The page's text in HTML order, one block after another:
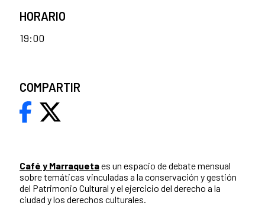
Café y Marraquetaes un espacio de debate mensual
sobre temáticas vinculadas a la conservación y gestión
del Patrimonio Cultural y el ejercicio del derecho a la
ciudad y los derechos culturales.
HORARIO
19:00
COMPARTIR